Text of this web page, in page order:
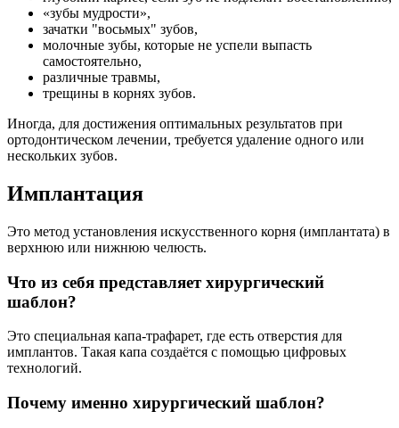
«зубы мудрости»,
зачатки "восьмых" зубов,
молочные зубы, которые не успели выпасть
самостоятельно,
различные травмы,
трещины в корнях зубов.
Иногда, для достижения оптимальных результатов при
ортодонтическом лечении, требуется удаление одного или
нескольких зубов.
Имплантация
Это метод установления искусственного корня (имплантата) в
верхнюю или нижнюю челюсть.
Что из себя представляет хирургический
шаблон?
Это специальная капа-трафарет, где есть отверстия для
имплантов. Такая капа создаётся с помощью цифровых
технологий.
Почему именно хирургический шаблон?